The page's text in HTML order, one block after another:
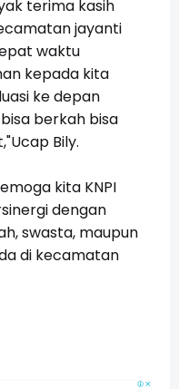
terima kasih
jayanti
waktu
kepada kita
ke depan
berkah bisa
Bily.
kita KNPI
dengan
swasta, maupun
di kecamatan